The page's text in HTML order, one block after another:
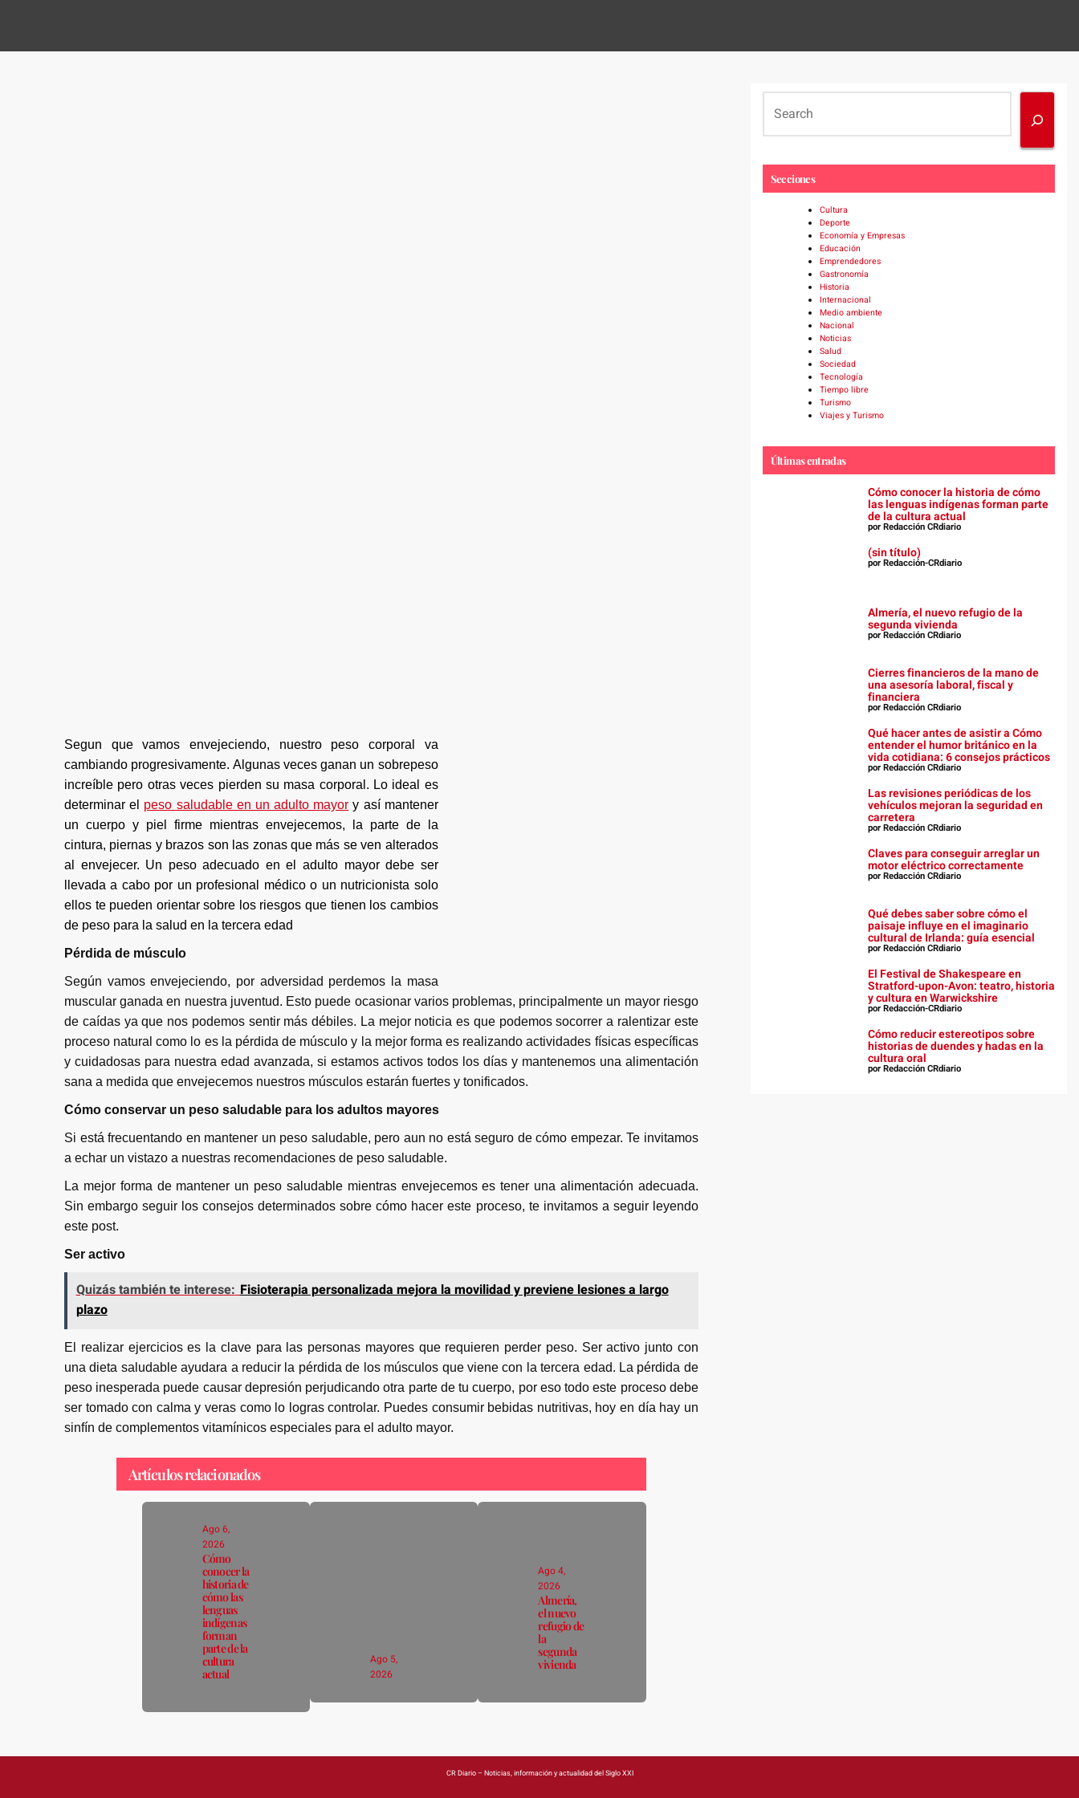
Segun que vamos envejeciendo, nuestro peso corporal va
cambiando progresivamente. Algunas veces ganan un sobrepeso
increíble pero otras veces pierden su masa corporal. Lo ideal es
determinar el peso saludable en un adulto mayor y así mantener
un cuerpo y piel firme mientras envejecemos, la parte de la
cintura, piernas y brazos son las zonas que más se ven alterados
al envejecer. Un peso adecuado en el adulto mayor debe ser
llevada a cabo por un profesional médico o un nutricionista solo
ellos te pueden orientar sobre los riesgos que tienen los cambios
de peso para la salud en la tercera edad
Pérdida de músculo
Según vamos envejeciendo, por adversidad perdemos la masa
muscular ganada en nuestra juventud. Esto puede ocasionar varios problemas, principalmente un mayor riesgo
de caídas ya que nos podemos sentir más débiles. La mejor noticia es que podemos socorrer a ralentizar este
proceso natural como lo es la pérdida de músculo y la mejor forma es realizando actividades físicas específicas
y cuidadosas para nuestra edad avanzada, si estamos activos todos los días y mantenemos una alimentación
sana a medida que envejecemos nuestros músculos estarán fuertes y tonificados.
Cómo conservar un peso saludable para los adultos mayores
Si está frecuentando en mantener un peso saludable, pero aun no está seguro de cómo empezar. Te invitamos
a echar un vistazo a nuestras recomendaciones de peso saludable.
La mejor forma de mantener un peso saludable mientras envejecemos es tener una alimentación adecuada.
Sin embargo seguir los consejos determinados sobre cómo hacer este proceso, te invitamos a seguir leyendo
este post.
Ser activo
Quizás también te interese: Fisioterapia personalizada mejora la movilidad y previene lesiones a largo
plazo
El realizar ejercicios es la clave para las personas mayores que requieren perder peso. Ser activo junto con
una dieta saludable ayudara a reducir la pérdida de los músculos que viene con la tercera edad. La pérdida de
peso inesperada puede causar depresión perjudicando otra parte de tu cuerpo, por eso todo este proceso debe
ser tomado con calma y veras como lo logras controlar. Puedes consumir bebidas nutritivas, hoy en día hay un
sinfín de complementos vitamínicos especiales para el adulto mayor.
Artículos relacionados
Ago 6,
2026
Cómo
conocer la
historia de
cómo las
lenguas
indígenas
forman
parte de la
cultura
actual
Ago 5,
2026
Ago 4,
2026
Almería,
el nuevo
refugio de
la
segunda
vivienda
a
r
Secciones
Cultura
Deporte
Economía y Empresas
Educación
Emprendedores
Gastronomía
Historia
Internacional
Medio ambiente
Nacional
Noticias
Salud
Sociedad
Tecnología
Tiempo libre
Turismo
Viajes y Turismo
Últimas entradas
Cómo conocer la historia de cómo
las lenguas indígenas forman parte
de la cultura actual
por Redacción CRdiario
(sin título)
por Redacción-CRdiario
Almería, el nuevo refugio de la
segunda vivienda
por Redacción CRdiario
Cierres financieros de la mano de
una asesoría laboral, fiscal y
financiera
por Redacción CRdiario
Qué hacer antes de asistir a Cómo
entender el humor británico en la
vida cotidiana: 6 consejos prácticos
por Redacción CRdiario
Las revisiones periódicas de los
vehículos mejoran la seguridad en
carretera
por Redacción CRdiario
Claves para conseguir arreglar un
motor eléctrico correctamente
por Redacción CRdiario
Qué debes saber sobre cómo el
paisaje influye en el imaginario
cultural de Irlanda: guía esencial
por Redacción CRdiario
El Festival de Shakespeare en
Stratford-upon-Avon: teatro, historia
y cultura en Warwickshire
por Redacción-CRdiario
Cómo reducir estereotipos sobre
historias de duendes y hadas en la
cultura oral
por Redacción CRdiario
CR Diario – Noticias, información y actualidad del Siglo XXI